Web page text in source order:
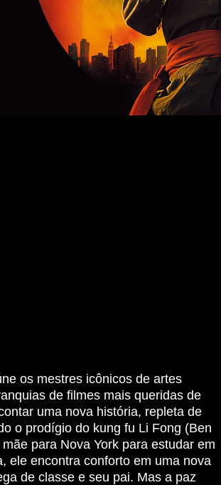
os mestres icônicos de artes
de filmes mais queridas de
uma nova história, repleta de
o prodígio do kung fu Li Fong (Ben
para Nova York para estudar em
ele encontra conforto em uma nova
de classe e seu pai. Mas a paz